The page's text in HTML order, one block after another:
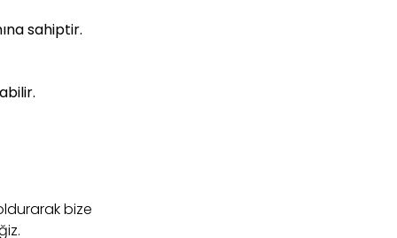
sahiptir.
bize